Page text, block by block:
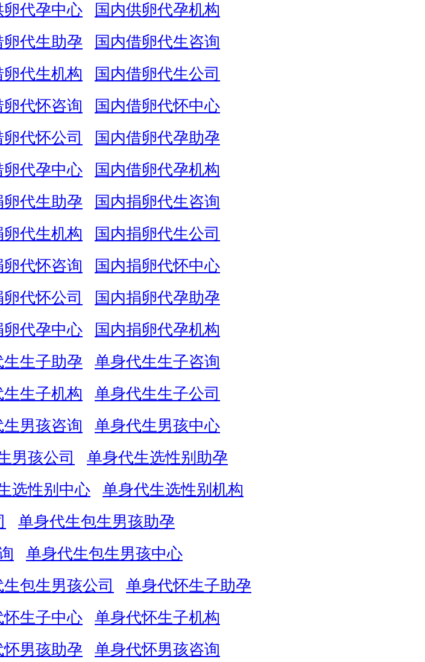
卵代孕中心
国内供卵代孕机构
卵代生助孕
国内借卵代生咨询
卵代生机构
国内借卵代生公司
卵代怀咨询
国内借卵代怀中心
卵代怀公司
国内借卵代孕助孕
卵代孕中心
国内借卵代孕机构
卵代生助孕
国内捐卵代生咨询
卵代生机构
国内捐卵代生公司
卵代怀咨询
国内捐卵代怀中心
卵代怀公司
国内捐卵代孕助孕
卵代孕中心
国内捐卵代孕机构
生生子助孕
单身代生生子咨询
生子机构
单身代生生子公司
男孩咨询
单身代生男孩中心
男孩公司
单身代生选性别助孕
选性别中心
单身代生选性别机构
单身代生包生男孩助孕
单身代生包生男孩中心
包生男孩公司
单身代怀生子助孕
怀生子中心
单身代怀生子机构
怀男孩助孕 单身代怀男孩咨询